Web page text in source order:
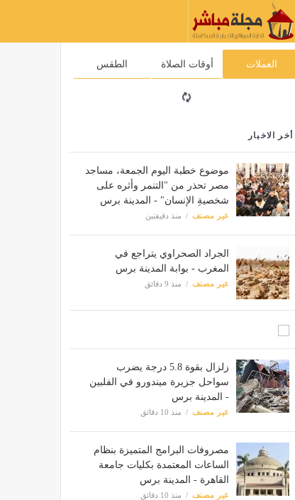
العملات أوقات الصلاة الطقس
أخر الاخبار
موضوع خطبة اليوم الجمعة، مساجد
مصر تحذر من "التنمر وأثره على
شخصيةِ الإنسان" - المدينة برس
غير مصنف منذ دقيقتين
الجراد الصحراوي يتراجع في
المغرب - بوابة المدينة برس
غير مصنف منذ 9 دقائق
زلزال بقوة 5.8 درجة يضرب
سواحل جزيرة ميندورو في الفلبين
- المدينة برس
غير مصنف منذ 10 دقائق
مصروفات البرامج المتميزة بنظام
الساعات المعتمدة بكليات جامعة
القاهرة - المدينة برس
غير مصنف منذ 10 دقائق